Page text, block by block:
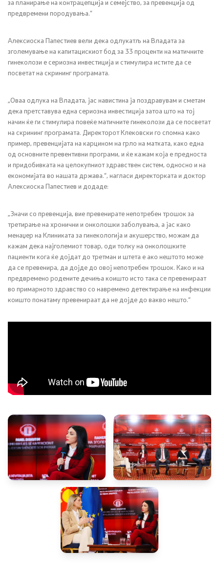
Медија центар
Отворена Влада
Отчетност
Финансии
Сервисни информации
Антикорупција
Организација и систематизација
Отворени податоци
Контакт
Контакт
Изјава за пристапност
за планирање на контрацепција и семејство, за превенција од
предвремени породувања.“
Алексиоска Папестиев вели дека одлукатљ на Владата за
зголемување на капитацискиот бод за 33 проценти на матичните
гинеколози е сериозна инвестиција и стимулира истите да се
посветат на скрининг програмата.
„Оваа одлука на Владата, јас навистина ја поздравувам и сметам
дека претставува една сериозна инвестиција затоа што на тој
начин ќе ги стимулира повеќе матичните гинеколози да се посветат
на скрининг програмата. Директорот Клековски го спомна како
пример, превенцијата на карцином на грло на матката, како една
од основните превентивни програми, и ќе кажам која е предноста
и придобивката на целокупниот здравствен систем, односно и на
економијата во нашата држава.“, нагласи директорката и доктор
Алексиоска Папестиев и додаде:
„Значи со превенција, вие превенирате непотребен трошок за
третирање на хронични и онколошки заболувања, а јас како
менаџер на Клиниката за гинекологија и акушерство, можам да
кажам дека најголемиот товар, оди толку на онколошките
пациенти кога ќе дојдат до третман и штета е ако нештото може
да се превенира, да дојде до овој непотребен трошок. Како и на
предвремено родените дечиња коишто исто така се превенираат
во примарното здравство со навремено детектирање на инфекции
коишто понатаму превенираат да не дојде до вакво нешто.“